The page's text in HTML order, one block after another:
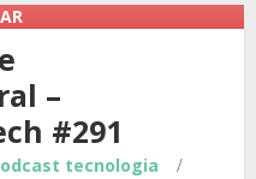
–
#291
tecnologia
/